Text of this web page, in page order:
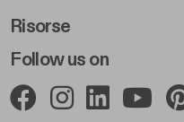
Follow us on
Risorse